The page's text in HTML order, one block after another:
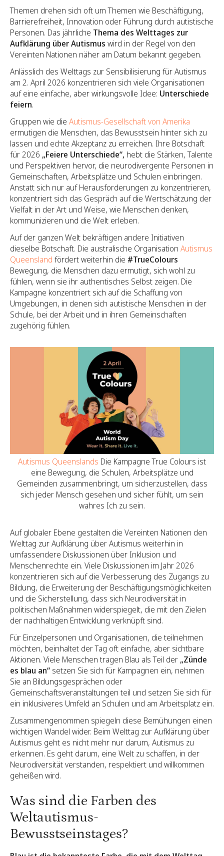
Themen drehen sich oft um Themen wie Beschäftigung,
Barrierefreiheit, Innovation oder Führung durch autistische
Personen. Das jährliche Thema des Welttages zur
Aufklärung über Autismus wird in der Regel von den
Vereinten Nationen näher am Datum bekannt gegeben.
Anlässlich des Welttags zur Sensibilisierung für Autismus
am 2. April 2026 konzentrieren sich viele Organisationen
auf eine einfache, aber wirkungsvolle Idee: Unterschiede
feiern.
Gruppen wie die Autismus-Gesellschaft von Amerika
ermutigen die Menschen, das Bewusstsein hinter sich zu
lassen und echte Akzeptanz zu erreichen. Ihre Botschaft
für 2026 „Feiere Unterschiede“, hebt die Stärken, Talente
und Perspektiven hervor, die neurodivergente Personen in
Gemeinschaften, Arbeitsplätze und Schulen einbringen.
Anstatt sich nur auf Herausforderungen zu konzentrieren,
konzentriert sich das Gespräch auf die Wertschätzung der
Vielfalt in der Art und Weise, wie Menschen denken,
kommunizieren und die Welt erleben.
Auf der ganzen Welt bekräftigen andere Initiativen
dieselbe Botschaft. Die australische Organisation Autismus
Queensland fördert weiterhin die #TrueColours
Bewegung, die Menschen dazu ermutigt, sich wohl zu
fühlen, wenn sie ihr authentisches Selbst zeigen. Die
Kampagne konzentriert sich auf die Schaffung von
Umgebungen, in denen sich autistische Menschen in der
Schule, bei der Arbeit und in ihren Gemeinschaften
zugehörig fühlen.
Autismus Queenslands Die Kampagne True Colours ist
eine Bewegung, die Schulen, Arbeitsplätze und
Gemeinden zusammenbringt, um sicherzustellen, dass
sich jeder Mensch gesehen und sicher fühlt, um sein
wahres Ich zu sein.
Auf globaler Ebene gestalten die Vereinten Nationen den
Welttag zur Aufklärung über Autismus weiterhin in
umfassendere Diskussionen über Inklusion und
Menschenrechte ein. Viele Diskussionen im Jahr 2026
konzentrieren sich auf die Verbesserung des Zugangs zu
Bildung, die Erweiterung der Beschäftigungsmöglichkeiten
und die Sicherstellung, dass sich Neurodiversität in
politischen Maßnahmen widerspiegelt, die mit den Zielen
der nachhaltigen Entwicklung verknüpft sind.
Für Einzelpersonen und Organisationen, die teilnehmen
möchten, beinhaltet der Tag oft einfache, aber sichtbare
Aktionen. Viele Menschen tragen Blau als Teil der „Zünde
es blau an“ setzen Sie sich für Kampagnen ein, nehmen
Sie an Bildungsgesprächen oder
Gemeinschaftsveranstaltungen teil und setzen Sie sich für
ein inklusiveres Umfeld an Schulen und am Arbeitsplatz ein.
Zusammengenommen spiegeln diese Bemühungen einen
wichtigen Wandel wider. Beim Welttag zur Aufklärung über
Autismus geht es nicht mehr nur darum, Autismus zu
erkennen. Es geht darum, eine Welt zu schaffen, in der
Neurodiversität verstanden, respektiert und willkommen
geheißen wird.
Was sind die Farben des
Weltautismus-
Bewusstseinstages?